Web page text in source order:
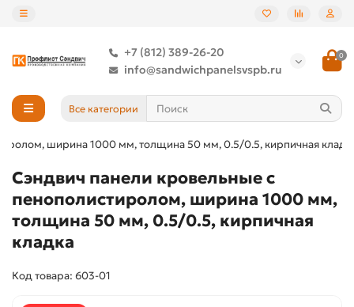
+7 (812) 389-26-20
info@sandwichpanelsvspb.ru
0
Все категории
ширина 1000 мм, толщина 50 мм, 0.5/0.5, кирпичная
Сэндвич панели кровельные с
пенополистиролом, ширина 1000 мм,
толщина 50 мм, 0.5/0.5, кирпичная
кладка
Код товара: 603-01